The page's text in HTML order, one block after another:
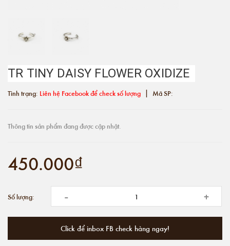
TR TINY DAISY FLOWER OXIDIZE
Tình trạng: Liên hệ Facebook để check số lượng | Mã SP:
Thông tin sản phẩm đang được cập nhật.
450.000₫
Số lượng: - +
Click để inbox FB check hàng ngay!